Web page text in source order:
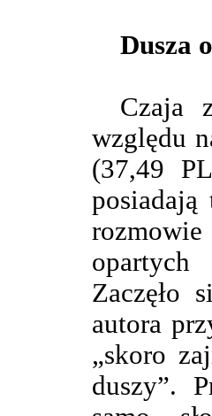
Dusza
Czaja
względu
(37,49
Zaczęło
autora
„skoro
duszy”.